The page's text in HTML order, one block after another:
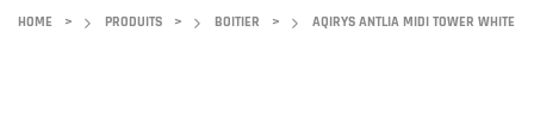
HOME > PRODUITS > BOITIER > AQIRYS ANTLIA MIDI TOWER WHITE